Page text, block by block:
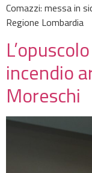
Comazzi: messa in
Regione Lombardia
incendio
Moreschi